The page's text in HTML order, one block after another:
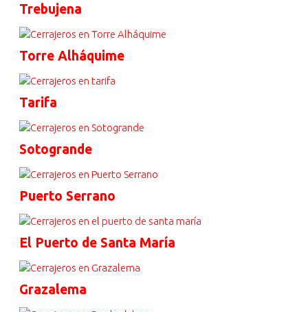
Trebujena
Torre Alháquime
Tarifa
Sotogrande
Puerto Serrano
El Puerto de Santa María
Grazalema